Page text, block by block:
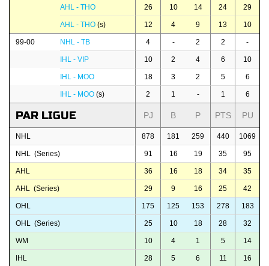
AHL - THO 26 10 14 24 29
AHL - THO (s) 12 4 9 13 10
99-00 NHL - TB 4 - 2 2 -
IHL - VIP 10 2 4 6 10
IHL - MOO 18 3 2 5 6
IHL - MOO (s) 2 1 - 1 6
PAR LIGUE PJ B P PTS PU
NHL 878 181 259 440 1069
NHL (Series) 91 16 19 35 95
AHL 36 16 18 34 35
AHL (Series) 29 9 16 25 42
OHL 175 125 153 278 183
OHL (Series) 25 10 18 28 32
WM 10 4 1 5 14
IHL 28 5 6 11 16